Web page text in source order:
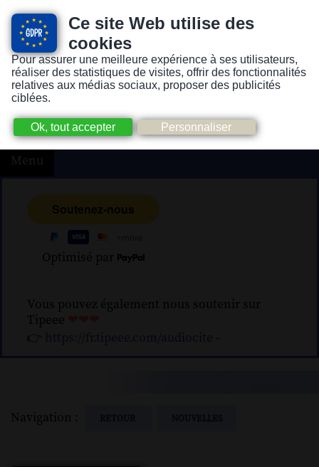
Ce site Web utilise des
cookies
Pour assurer une meilleure expérience à ses utilisateurs,
réaliser des statistiques de visites, offrir des fonctionnalités
relatives aux médias sociaux, proposer des publicités
ciblées.
Version pour personnes mal-voyantes ou non-voyantes
Menu
Optimisé par
Vous pouvez également nous soutenir sur
Tipeee
👉
-
Navigation :